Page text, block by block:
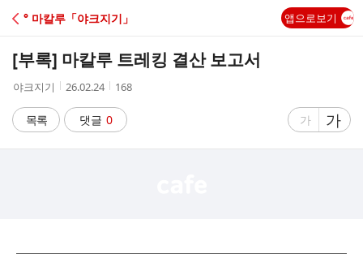
C
A
° 마칼루「야크지기」 앱으로보기
[부록] 마칼루 트레킹 결산 보고서
작
자
야크지기
작
시
간
26.02.24
조
수
168
목록 댓글 0
글
가
글
자
가